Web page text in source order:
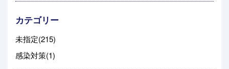
カテゴリー
未指定(215)
感染対策(1)